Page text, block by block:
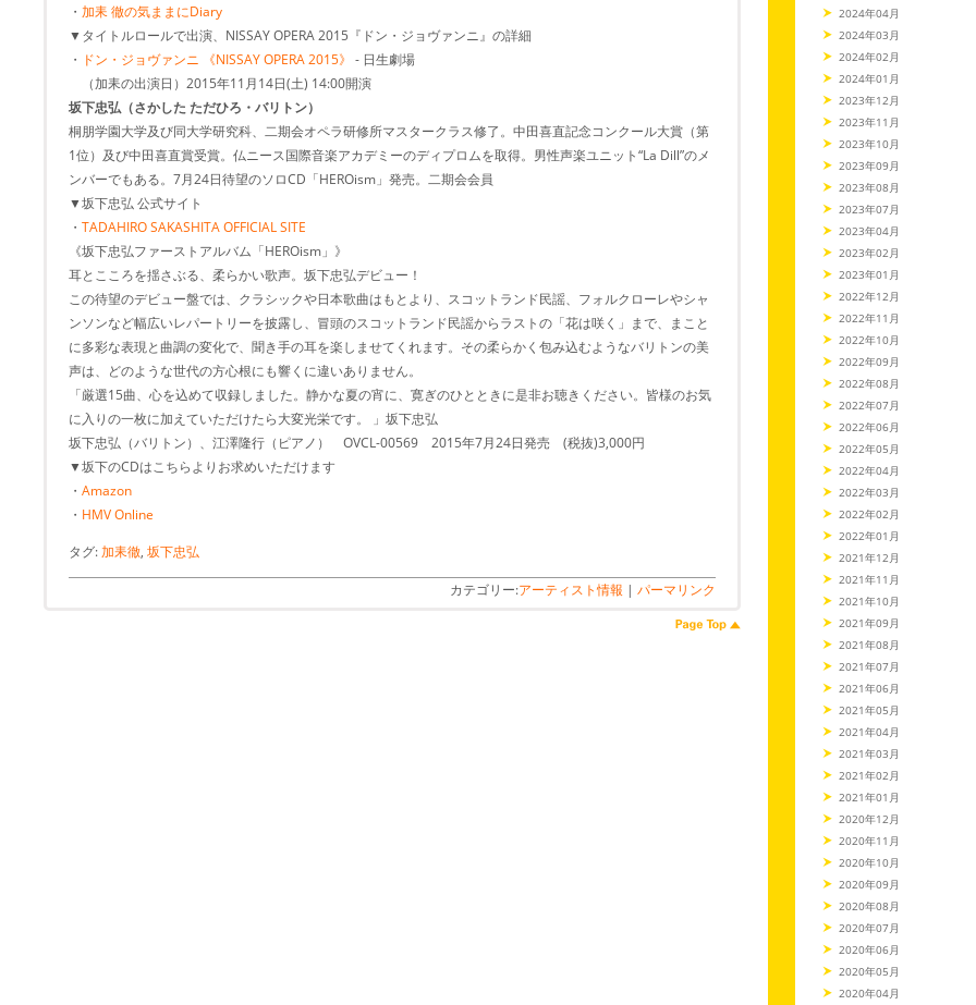
・ 加耒 徹の気ままにDiary
▼タイトルロールで出演、NISSAY OPERA 2015『ドン・ジョヴァンニ』の詳細
・ ドン・ジョヴァンニ 《NISSAY OPERA 2015》 - 日生劇場
（加耒の出演日）2015年11月14日(土) 14:00開演
坂下忠弘（さかした ただひろ・バリトン）
桐朋学園大学及び同大学研究科、二期会オペラ研修所マスタークラス修了。中田喜直記念コンクール大賞（第
1位）及び中田喜直賞受賞。仏ニース国際音楽アカデミーのディプロムを取得。男性声楽ユニット“La Dill”のメ
ンバーでもある。7月24日待望のソロCD「HEROism」発売。二期会会員
▼坂下忠弘 公式サイト
・ TADAHIRO SAKASHITA OFFICIAL SITE
《坂下忠弘ファーストアルバム「HEROism」》
耳とこころを揺さぶる、柔らかい歌声。坂下忠弘デビュー！
この待望のデビュー盤では、クラシックや日本歌曲はもとより、スコットランド民謡、フォルクローレやシャ
ンソンなど幅広いレパートリーを披露し、冒頭のスコットランド民謡からラストの「花は咲く」まで、まこと
に多彩な表現と曲調の変化で、聞き手の耳を楽しませてくれます。その柔らかく包み込むようなバリトンの美
声は、どのような世代の方心根にも響くに違いありません。
「厳選15曲、心を込めて収録しました。静かな夏の宵に、寛ぎのひとときに是非お聴きください。皆様のお気
に入りの一枚に加えていただけたら大変光栄です。 」坂下忠弘
坂下忠弘（バリトン）、江澤隆行（ピアノ） OVCL-00569 2015年7月24日発売 (税抜)3,000円
▼坂下のCDはこちらよりお求めいただけます
・ Amazon
・ HMV Online
タグ:加耒徹, 坂下忠弘
カテゴリー:アーティスト情報 | パーマリンク
2024年04月
2024年03月
2024年02月
2024年01月
2023年12月
2023年11月
2023年10月
2023年09月
2023年08月
2023年07月
2023年04月
2023年02月
2023年01月
2022年12月
2022年11月
2022年10月
2022年09月
2022年08月
2022年07月
2022年06月
2022年05月
2022年04月
2022年03月
2022年02月
2022年01月
2021年12月
2021年11月
2021年10月
2021年09月
2021年08月
2021年07月
2021年06月
2021年05月
2021年04月
2021年03月
2021年02月
2021年01月
2020年12月
2020年11月
2020年10月
2020年09月
2020年08月
2020年07月
2020年06月
2020年05月
2020年04月